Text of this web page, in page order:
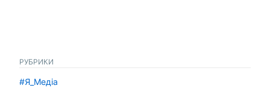
РУБРИКИ
#Я_Медіа